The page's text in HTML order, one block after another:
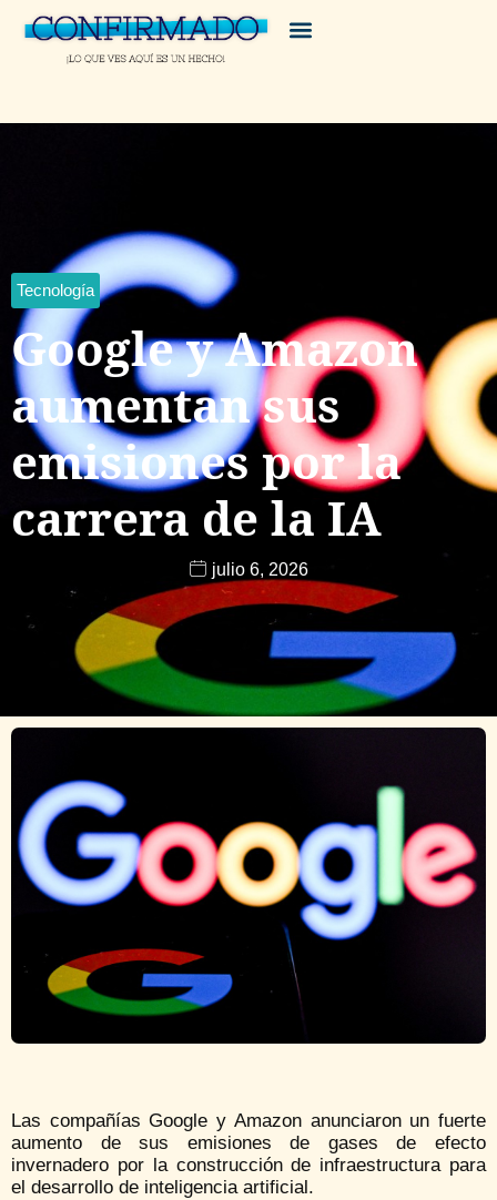
Tecnología
Google y Amazon
aumentan sus
emisiones por la
carrera de la IA
julio 6, 2026
Las compañías Google y Amazon anunciaron un fuerte
aumento de sus emisiones de gases de efecto
invernadero por la construcción de infraestructura para
el desarrollo de inteligencia artificial.